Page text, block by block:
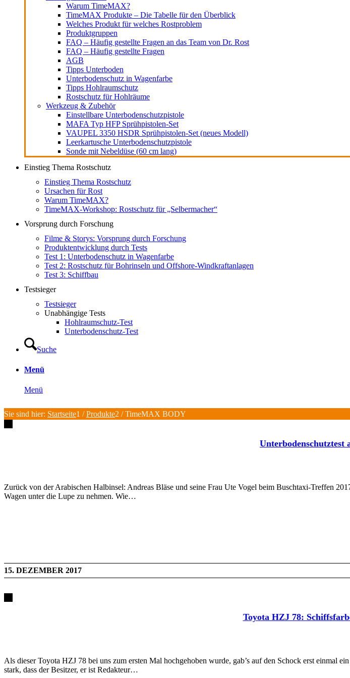
Warum TimeMAX?
TimeMAX Produkte – Die Tabelle für den Überblick
Welches Produkt für welches Rostproblem
Produktgruppen
FAQ – Häufig gestellte Fragen an das Team von Dr. Rost
FAQ – Häufig gestellte Fragen
AGB
Tipps Unterboden
Unterbodenschutz in Wagenfarbe
Tipps Hohlraumschutz
Rostschutz für Hohlräume
Werkzeug & Zubehör
Einstellbare Unterbodenschutzpistole
MAFA Typ HFP Sprühpistolen-Set
VAUPEL 3350 HSDR Sprühpistolen-Set (neues Modell)
Leerkartusche Unterbodenschutzpistole
Sonde mit Nebeldüse (60 cm lang)
Einstieg Thema Rostschutz
Einstieg Thema Rostschutz
Ursachen für Rost
Warum TimeMAX?
TimeMAX-Workshop: Rostschutz für „Selbermacher“
Vorsprung durch Forschung
Filme & Storys: Vorsprung durch Forschung
Produktentwicklung durch Tests
Test 1: Unterbodenschutz in Wagenfarbe
Test 2: Rostschutz für Bohrinseln und Offshore-Windkraftanlagen
Test 3: Schiffbau
Testsieger
Testsieger
Unabhängige Tests
Hohlraumschutz-Test
Unterbodenschutz-Test
Suche
Menü
Menü
Sie sind hier: Startseite1 / Produkte2 / TimeMAX BODY
Unterbodenschutztest
Zurück von der Arabischen Halbinsel: Andreas Bläse und seine Frau Ute Vogel beim Buschtaxi-Treffen
Wagen unter die Lupe zu nehmen. Wie…
15. DEZEMBER 2017
Toyota HZJ 78:
Als dieser Toyota HZJ 78 bei uns zum ersten Mal hochgehoben wurde, gab’s auf den Schock erst einmal
stark, dass der Besitzer, er ist Redakteur…